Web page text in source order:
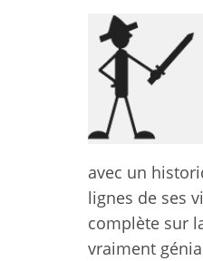
avec un
lignes de ses
complète sur
vraiment